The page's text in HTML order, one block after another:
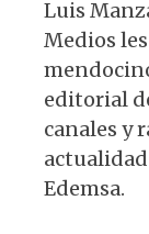
Luis
Medios
editorial
canales y
Edemsa.